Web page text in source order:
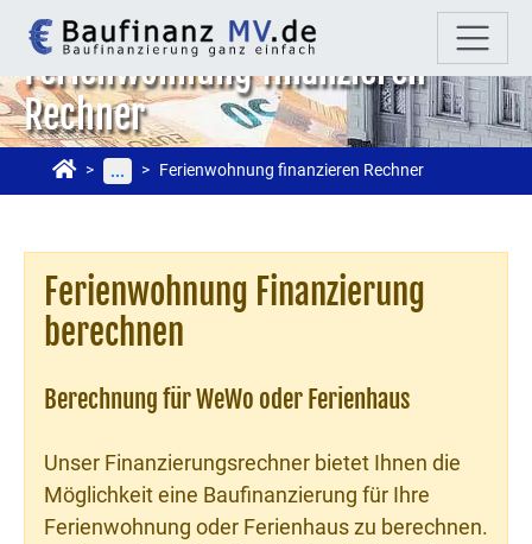
Ferienwohnung finanzieren
Rechner
... Ferienwohnung finanzieren Rechner
Ferienwohnung Finanzierung
berechnen
Berechnung für WeWo oder Ferienhaus
Unser Finanzierungsrechner bietet Ihnen die
Möglichkeit eine Baufinanzierung für Ihre
Ferienwohnung oder Ferienhaus zu berechnen.